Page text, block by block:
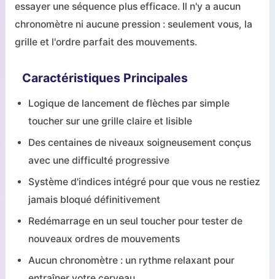
essayer une séquence plus efficace. Il n'y a aucun
chronomètre ni aucune pression : seulement vous, la
grille et l'ordre parfait des mouvements.
Caractéristiques Principales
Logique de lancement de flèches par simple
toucher sur une grille claire et lisible
Des centaines de niveaux soigneusement conçus
avec une difficulté progressive
Système d'indices intégré pour que vous ne restiez
jamais bloqué définitivement
Redémarrage en un seul toucher pour tester de
nouveaux ordres de mouvements
Aucun chronomètre : un rythme relaxant pour